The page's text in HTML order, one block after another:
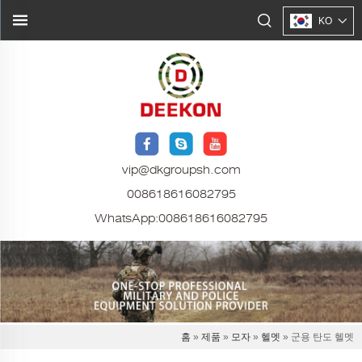
KO
vip@dkgroupsh.com
008618616082795
WhatsApp:008618616082795
홈 » 제품 » 모자 » 헬멧 » 군용 탄도 헬멧